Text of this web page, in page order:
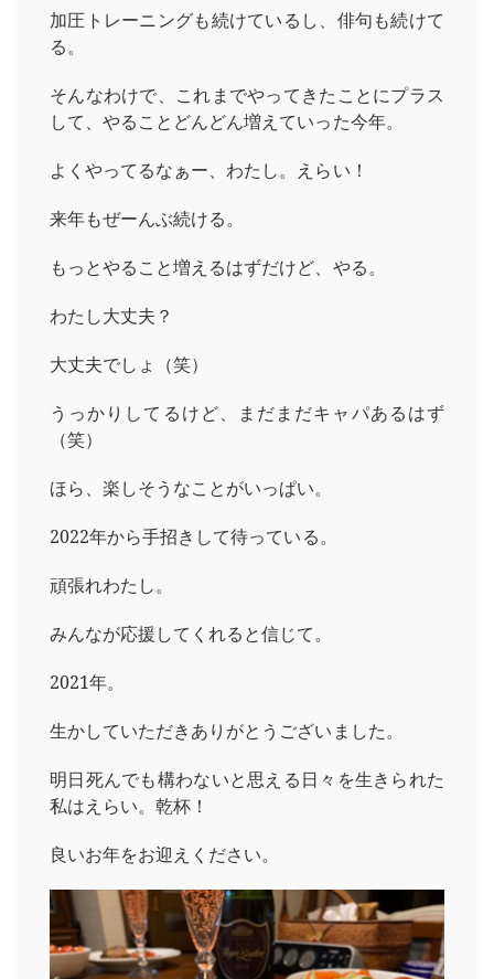
加圧トレーニングも続けているし、俳句も続けて
る。
そんなわけで、これまでやってきたことにプラス
して、やることどんどん増えていった今年。
よくやってるなぁー、わたし。えらい！
来年もぜーんぶ続ける。
もっとやること増えるはずだけど、やる。
わたし大丈夫？
大丈夫でしょ（笑）
うっかりしてるけど、まだまだキャパあるはず
（笑）
ほら、楽しそうなことがいっぱい。
2022年から手招きして待っている。
頑張れわたし。
みんなが応援してくれると信じて。
2021年。
生かしていただきありがとうございました。
明日死んでも構わないと思える日々を生きられた
私はえらい。乾杯！
良いお年をお迎えください。